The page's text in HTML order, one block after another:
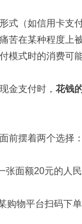
式（如信用卡支
苦在某种程度上
模式时的消费可能
金支付时， 花钱
前摆着两个选择：
张面额20元的人
购物平台扫码下